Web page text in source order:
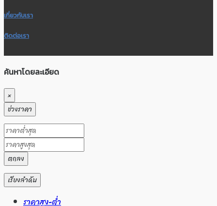
เกี่ยวกับเรา
ติดต่อเรา
ค้นหาโดยละเอียด
×
ช่วงราคา
ตกลง
เรียงลำดับ
ราคาสูง-ต่ำ